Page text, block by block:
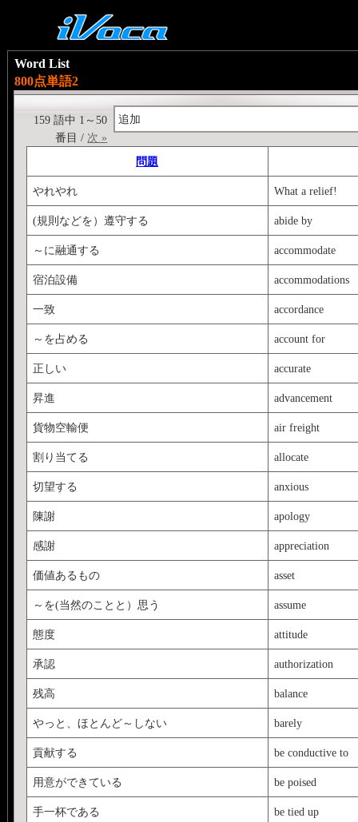
Word List
800点単語2
追加
159 語中 1～50
番目 / 次 »
問題
やれやれ What a relief!
(規則などを）遵守する abide by
～に融通する accommodate
宿泊設備 accommodations
一致 accordance
～を占める account for
正しい accurate
昇進 advancement
貨物空輸便 air freight
割り当てる allocate
切望する anxious
陳謝 apology
感謝 appreciation
価値あるもの asset
～を(当然のことと）思う assume
態度 attitude
承認 authorization
残高 balance
やっと、ほとんど～しない barely
貢献する be conductive to
用意ができている be poised
手一杯である be tied up